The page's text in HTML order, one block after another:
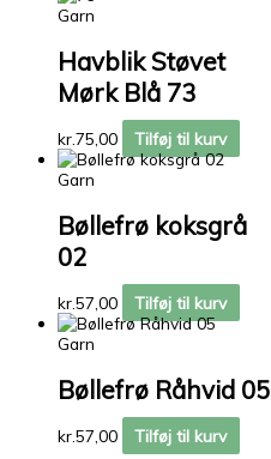
Garn
Havblik Støvet
Mørk Blå 73
kr.75,00
Tilføj til kurv
Garn
Bøllefrø koksgrå
02
kr.57,00
Tilføj til kurv
Garn
Bøllefrø Råhvid 05
kr.57,00 Tilføj til kurv